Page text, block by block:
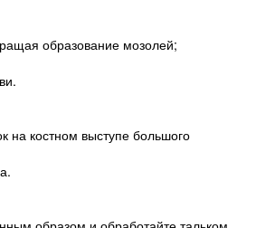
образование мозолей;
на костном выступе большого